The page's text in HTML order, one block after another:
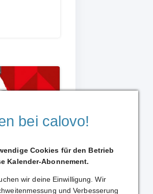
bei calovo!
Cookies für den Betrieb
Kalender-Abonnement.
wir deine Einwilligung. Wir
und Verbesserung